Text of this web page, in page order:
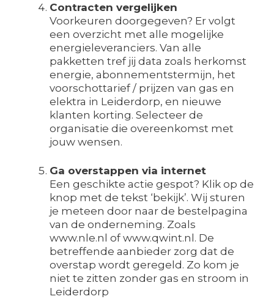
Contracten vergelijken
Voorkeuren doorgegeven? Er volgt
een overzicht met alle mogelijke
energieleveranciers. Van alle
pakketten tref jij data zoals herkomst
energie, abonnementstermijn, het
voorschottarief / prijzen van gas en
elektra in Leiderdorp, en nieuwe
klanten korting. Selecteer de
organisatie die overeenkomst met
jouw wensen.
Ga overstappen via internet
Een geschikte actie gespot? Klik op de
knop met de tekst ‘bekijk’. Wij sturen
je meteen door naar de bestelpagina
van de onderneming. Zoals
www.nle.nl of www.qwint.nl. De
betreffende aanbieder zorg dat de
overstap wordt geregeld. Zo kom je
niet te zitten zonder gas en stroom in
Leiderdorp